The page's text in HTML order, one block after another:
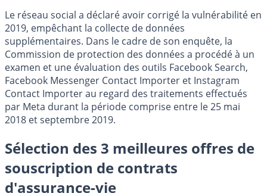
Le réseau social a déclaré avoir corrigé la vulnérabilité en
2019, empêchant la collecte de données
supplémentaires. Dans le cadre de son enquête, la
Commission de protection des données a procédé à un
examen et une évaluation des outils Facebook Search,
Facebook Messenger Contact Importer et Instagram
Contact Importer au regard des traitements effectués
par Meta durant la période comprise entre le 25 mai
2018 et septembre 2019.
Sélection des 3 meilleures offres de
souscription de contrats
d'assurance-vie